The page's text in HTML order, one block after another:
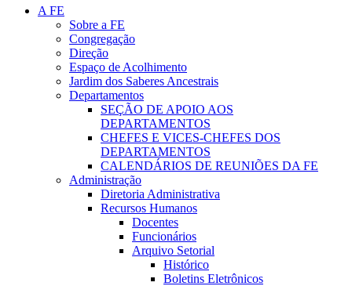
A FE
Sobre a FE
Congregação
Direção
Espaço de Acolhimento
Jardim dos Saberes Ancestrais
Departamentos
SEÇÃO DE APOIO AOS
DEPARTAMENTOS
CHEFES E VICES-CHEFES DOS
DEPARTAMENTOS
CALENDÁRIOS DE REUNIÕES DA FE
Administração
Diretoria Administrativa
Recursos Humanos
Docentes
Funcionários
Arquivo Setorial
Histórico
Boletins Eletrônicos